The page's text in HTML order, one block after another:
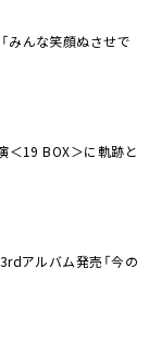
みんな笑顔ぬさせで
＜19 BOX＞に軌跡と
アルバム発売「今の